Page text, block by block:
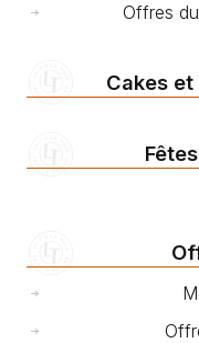
Offres
Cakes